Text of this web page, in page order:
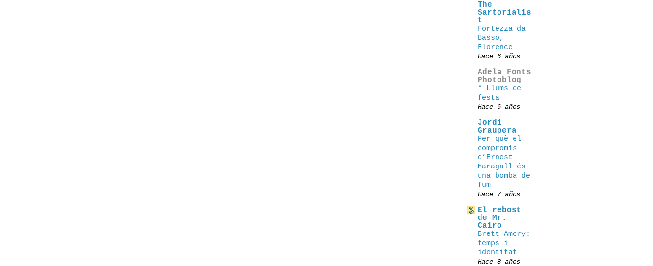
The
Sartorialis
t
Fortezza da
Basso,
Florence
Hace 6 años
Adela Fonts
Photoblog
* Llums de
festa
Hace 6 años
Jordi
Graupera
Per què el
compromís
d’Ernest
Maragall és
una bomba de
fum
Hace 7 años
El rebost
de Mr.
Cairo
Brett Amory:
temps i
identitat
Hace 8 años